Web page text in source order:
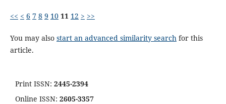
<< < 6 7 8 9 10 11 12 > >>
You may also start an advanced similarity searchfor this
article.
Print ISSN: 2445-2394
Online ISSN: 2605-3357